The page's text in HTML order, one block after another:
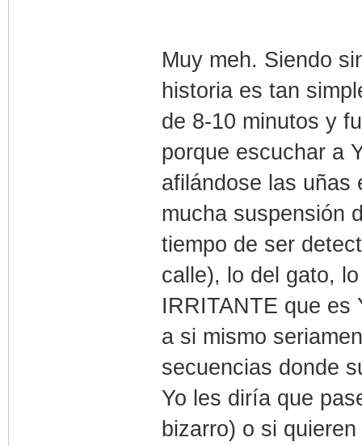
Muy meh. Siendo
historia es tan
de 8-10 minutos y
porque escuchar a
afilándose las uñas
mucha suspensión
tiempo de ser
calle), lo del gato,
IRRITANTE que es
a si mismo
secuencias donde
Yo les diría que
bizarro) o si